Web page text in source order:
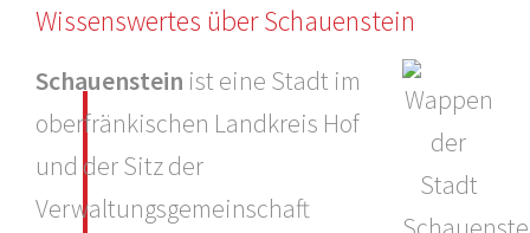
Wissenswertes über Schauenstein
Schauenstein ist eine Stadt im
oberfränkischen Landkreis Hof
und der Sitz der
Verwaltungsgemeinschaft